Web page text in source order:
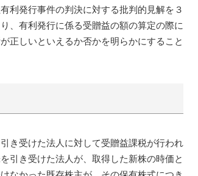
利発行事件の判決に対する批判的見解を３
、有利発行に係る受贈益の額の算定の際に
正しいといえるか否かを明らかにすること
き受けた法人に対して受贈益課税が行われ
引き受けた法人が、取得した新株の時価と